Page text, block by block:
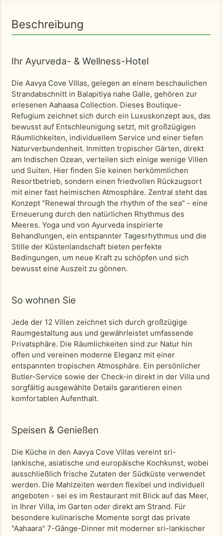
Beschreibung
Ihr Ayurveda- & Wellness-Hotel
Die Aavya Cove Villas, gelegen an einem beschaulichen
Strandabschnitt in Balapitiya nahe Galle, gehören zur
erlesenen Aahaasa Collection. Dieses Boutique-
Refugium zeichnet sich durch ein Luxuskonzept aus, das
bewusst auf Entschleunigung setzt, mit großzügigen
Räumlichkeiten, individuellem Service und einer tiefen
Naturverbundenheit. Inmitten tropischer Gärten, direkt
am Indischen Ozean, verteilen sich einige wenige Villen
und Suiten. Hier finden Sie keinen herkömmlichen
Resortbetrieb, sondern einen friedvollen Rückzugsort
mit einer fast heimischen Atmosphäre. Zentral steht das
Konzept "Renewal through the rhythm of the sea" - eine
Erneuerung durch den natürlichen Rhythmus des
Meeres. Yoga und von Ayurveda inspirierte
Behandlungen, ein entspannter Tagesrhythmus und die
Stille der Küstenlandschaft bieten perfekte
Bedingungen, um neue Kraft zu schöpfen und sich
bewusst eine Auszeit zu gönnen.
So wohnen Sie
Jede der 12 Villen zeichnet sich durch großzügige
Raumgestaltung aus und gewährleistet umfassende
Privatsphäre. Die Räumlichkeiten sind zur Natur hin
offen und vereinen moderne Eleganz mit einer
entspannten tropischen Atmosphäre. Ein persönlicher
Butler-Service sowie der Check-in direkt in der Villa und
sorgfältig ausgewählte Details garantieren einen
komfortablen Aufenthalt.
Speisen & Genießen
Die Küche in den Aavya Cove Villas vereint sri-
lankische, asiatische und europäische Kochkunst, wobei
ausschließlich frische Zutaten der Südküste verwendet
werden. Die Mahlzeiten werden flexibel und individuell
angeboten - sei es im Restaurant mit Blick auf das Meer,
in Ihrer Villa, im Garten oder direkt am Strand. Für
besondere kulinarische Momente sorgt das private
"Aahaara" 7-Gänge-Dinner mit moderner sri-lankischer